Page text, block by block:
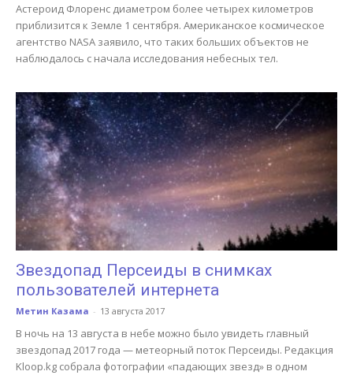
Астероид Флоренс диаметром более четырех километров
приблизится к Земле 1 сентября. Американское космическое
агентство NASA заявило, что таких больших объектов не
наблюдалось с начала исследования небесных тел.
Звездопад Персеиды в снимках
пользователей интернета
Метин Казама - 13 августа 2017
В ночь на 13 августа в небе можно было увидеть главный
звездопад 2017 года — метеорный поток Персеиды. Редакция
Kloop.kg собрала фотографии «падающих звезд» в одном